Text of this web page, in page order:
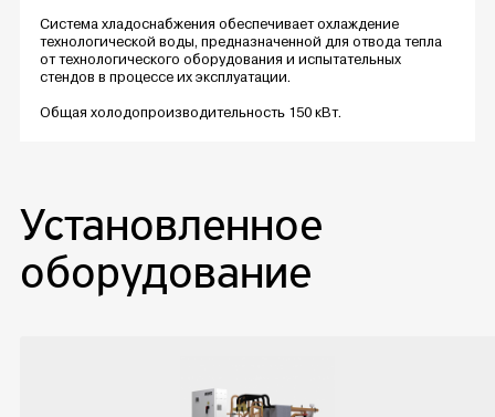
Система хладоснабжения обеспечивает охлаждение
технологической воды, предназначенной для отвода тепла
от технологического оборудования и испытательных
стендов в процессе их эксплуатации.
Общая холодопроизводительность 150 кВт.
Установленное
оборудование